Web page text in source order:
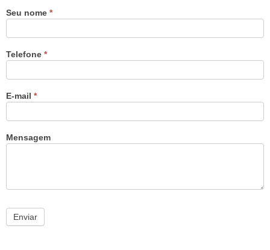
Seu nome *
Telefone *
E-mail *
Mensagem
Enviar